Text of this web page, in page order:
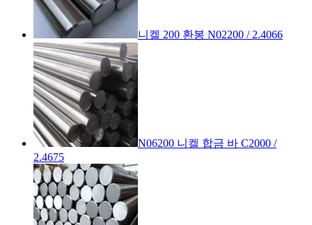
니켈 200 환봉 N02200 / 2.4066
N06200 니켈 합금 바 C2000 /
2.4675